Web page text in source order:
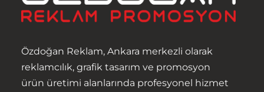
Özdoğan Reklam, Ankara merkezli olarak
reklamcılık, grafik tasarım ve promosyon
ürün üretimi alanlarında profesyonel hizmet
Anasayfa
Hakkımızda